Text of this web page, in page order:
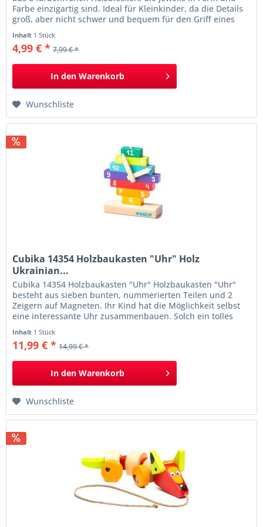
Farbe einzigartig sind. Ideal für Kleinkinder, da die Details
groß, aber nicht schwer und bequem für den Griff eines
lehrt ein Kind Formen, Farben, Größen. Versuchen Sie, die
richtige Balance zu finden,...
Inhalt 1 Stück
4,99 € * 7,99 € *
In den Warenkorb
Wunschliste
Cubika 14354 Holzbaukasten "Uhr" Holz
Ukrainian...
Cubika 14354 Holzbaukasten "Uhr" Holzbaukasten "Uhr"
besteht aus sieben bunten, nummerierten Teilen und 2
Zeigern auf Magneten. Ihr Kind hat die Möglichkeit selbst
eine interessante Uhr zusammenbauen. Solch ein tolles
Farbempfindlichkeit für die Umgebung zu entwickeln.
Material: 100% FSC®-Buchholz...
Inhalt 1 Stück
11,99 € * 14,99 € *
In den Warenkorb
Wunschliste